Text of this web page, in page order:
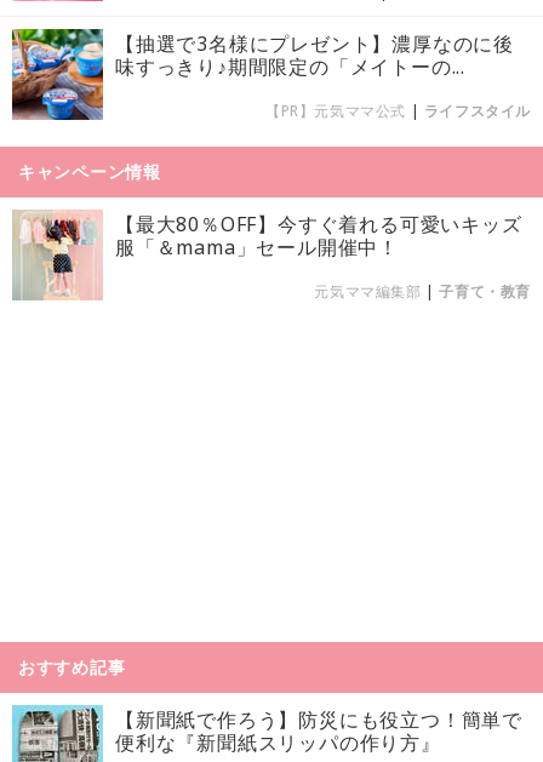
【抽選で3名様にプレゼント】濃厚なのに後
味すっきり♪期間限定の「メイトーの...
【PR】元気ママ公式 | ライフスタイル
キャンペーン情報
【最大80％OFF】今すぐ着れる可愛いキッズ
服「＆mama」セール開催中！
元気ママ編集部 |子育て・教育
おすすめ記事
【新聞紙で作ろう】防災にも役立つ！簡単で
便利な『新聞紙スリッパの作り方』